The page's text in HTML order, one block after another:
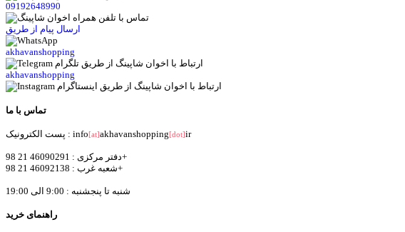
09192648990
ارسال پیام از طریق
akhavanshopping
akhavanshopping
تماس با ما
پست الکترونیک : info[at]akhavanshopping[dot]ir
دفتر مرکزی : 46090291 21 98+
شعبه غرب : 46092138 21 98+
شنبه تا پنجشنبه : 9:00 الی 19:00
راهنمای خرید